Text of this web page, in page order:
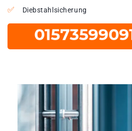
Diebstahlsicherung